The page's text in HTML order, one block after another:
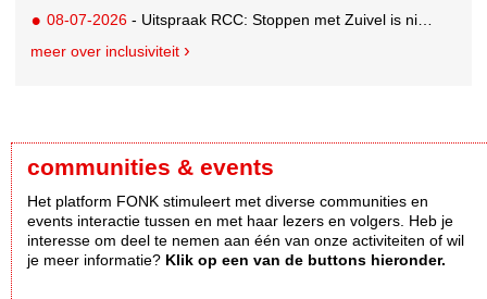
08-07-2026 - Uitspraak RCC: Stoppen met Zuivel is niet misleidend
meer over inclusiviteit
communities & events
Het platform FONK stimuleert met diverse communities en
events interactie tussen en met haar lezers en volgers. Heb je
interesse om deel te nemen aan één van onze activiteiten of wil
je meer informatie? Klik op een van de buttons hieronder.